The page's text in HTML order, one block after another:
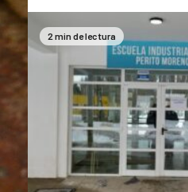
2 min de lectura